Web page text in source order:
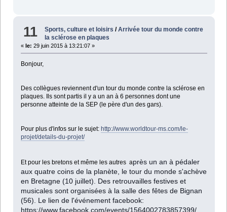
11 Sports, culture et loisirs /Arrivée tour du monde contre
la sclérose en plaques
« le: 29 juin 2015 à 13:21:07 »
Bonjour,
Des collègues reviennent d'un tour du monde contre la sclérose en
plaques. Ils sont partis il y a un an à 6 personnes dont une
personne atteinte de la SEP (le père d'un des gars).
Pour plus d'infos sur le sujet: http://www.worldtour-ms.com/le-
projet/details-du-projet/
Et pour les bretons et même les autres après un an à pédaler
aux quatre coins de la planète, le tour du monde s'achève
en Bretagne (10 juillet). Des retrouvailles festives et
musicales sont organisées à la salle des fêtes de Bignan
(56).
Le lien de l'événement facebook:
https://www.facebook.com/events/1564002783857399/